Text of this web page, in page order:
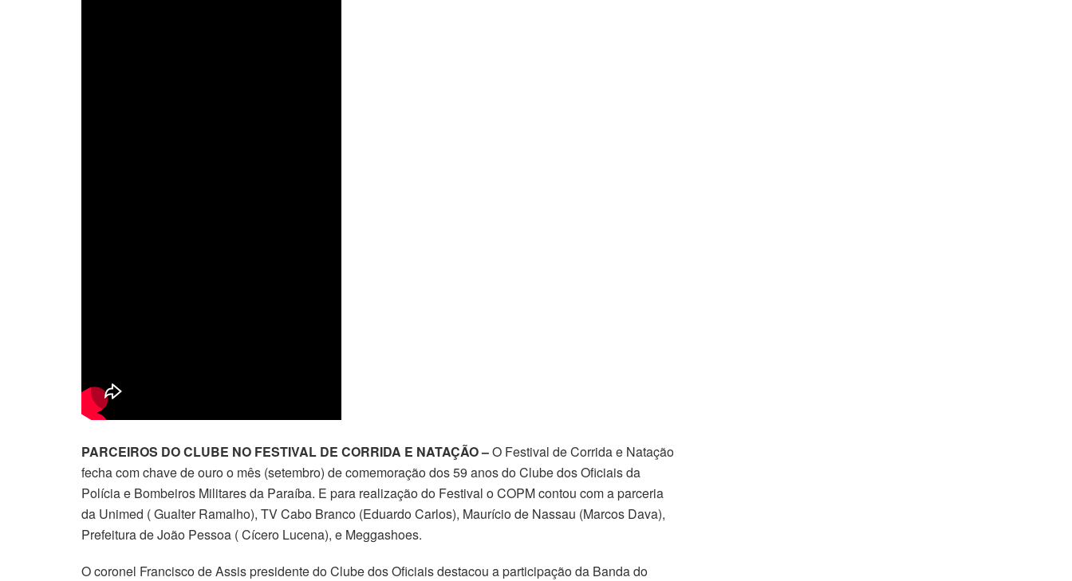
PARCEIROS DO CLUBE NO FESTIVAL DE CORRIDA E NATAÇÃO –O Festival de Corrida e Natação
fecha com chave de ouro o mês (setembro) de comemoração dos 59 anos do Clube dos Oficiais da
Polícia e Bombeiros Militares da Paraíba. E para realização do Festival o COPM contou com a parceria
da Unimed ( Gualter Ramalho), TV Cabo Branco (Eduardo Carlos), Maurício de Nassau (Marcos Dava),
Prefeitura de João Pessoa ( Cícero Lucena), e Meggashoes.
O coronel Francisco de Assis presidente do Clube dos Oficiais destacou a participação da Banda do